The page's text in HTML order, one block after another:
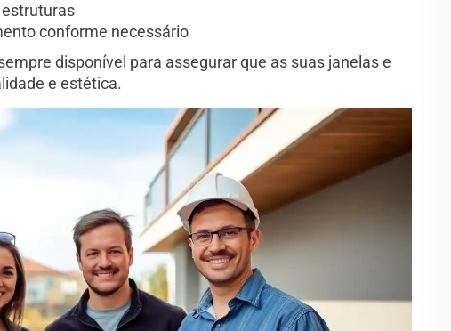
estruturas
conforme necessário
disponível para assegurar que as suas janelas e
e estética.